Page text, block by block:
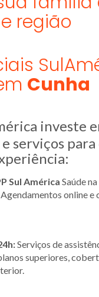
e região
Cunha
investe
serviços
Sul América Saúde
Agendamentos online e
Serviços de
superiores,